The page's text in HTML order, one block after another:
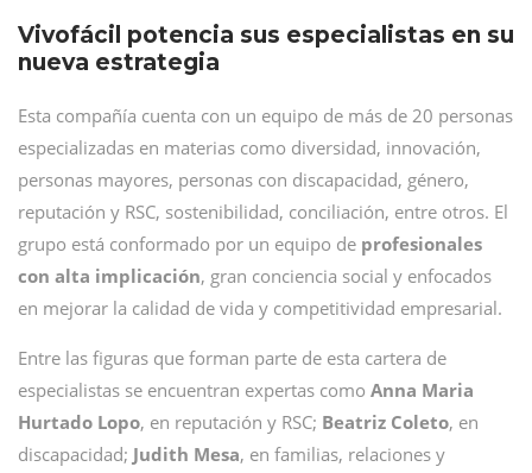
Vivofácil potencia sus especialistas en su
nueva estrategia
Esta compañía cuenta con un equipo de más de 20 personas
especializadas en materias como diversidad, innovación,
personas mayores, personas con discapacidad, género,
reputación y RSC, sostenibilidad, conciliación, entre otros. El
grupo está conformado por un equipo de profesionales
con alta implicación, gran conciencia social y enfocados
en mejorar la calidad de vida y competitividad empresarial.
Entre las figuras que forman parte de esta cartera de
especialistas se encuentran expertas como Anna Maria
Hurtado Lopo, en reputación y RSC; Beatriz Coleto, en
discapacidad; Judith Mesa, en familias, relaciones y